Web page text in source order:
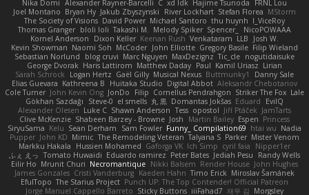
Nika Domi Alexander Rayner-Barcelli C xd Idk Hajime Tsunoda
FRNL Lou
Joel Montano Bryan Hy Jakub Zbyszynski River Lockhart Stefan Florea MStorm
The Society of Visions David Power Michael Santoro thu huynh I_ViceRoy
Thomas Granger bloli loli Takashi M. Melody Spiker Spencer_
NicoPOWAAA
Kornel Anderson
Dixon Keller Keenan Rush Venkataram LLB
Josh W.
Kevin Showman Naomi Soh McCoder John Elliotte Gregory Basile Filip Wieland
Sebastian Norlund
blog cruvi Marc Nguyen MaxDezignz Tic_cle nogutidaisuke
George Dvorak Haris Lattirom Matthew Daday Paul Kamil Uriasz Lirian
Sarah Schrock
Logan Hertz Gaël Gilly Musical Nexus Buttmunky1
Danny Sale
Elias Guevara Kathreena B Huitaka Studio Digital Abbot Aleksandr Chebotariov
Cole Turner John Kevin Ong JonDo Filip Cornellus Pendrahgon Striker The Fox Lale
Gökhan Sazdağı
Steve-0 el smells 丸 黒 Domantas Jokšas Eduard
EvilQ
Alexander Olesen Luke C Shawn Anderson Tess opostol Jiří Ptáček JamTarts
Clive McKenzie Shabeen Barzey - Browne Josh Martin Bailey Espen Princess
SiryuSama Kelu Sean Derham Sam Fowler Funny_ Compilation69 htai wu Nadia
Pupper John KD Mimic The Remodeling Veteran Talyana S Parker Mister Venom
Markku Hakala
Hussien Mohamed Gaforga VK Ich Simp cyril faia
Nipper1er
ふぇ えっ Tomato Huwaidi Eduardo ramirez Peter Bates Jediah Pesu
Randy Wells
Eilir Ho Mrunit Churi Necromantique Nikki Balsem Render House John Hughes
James Gonzales Cristi Vanderburg Kaeden Hahn Timo Erick Miroslav Šamánek
EfulTopo The Starius Project Punch UP: The Top Contender! Official Patreon
Jorge Manuel Cappello Barreto Sticky Buttons iiiFahad7 재우 김 Morgsley